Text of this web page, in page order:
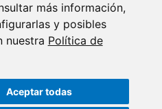
más información,
y posibles
nuestra Política de
Aceptar todas